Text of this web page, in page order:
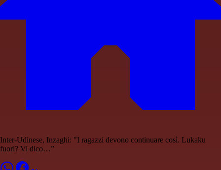
Inter-Udinese, Inzaghi: "I ragazzi devono continuare così. Lukaku
fuori? Vi dico…”